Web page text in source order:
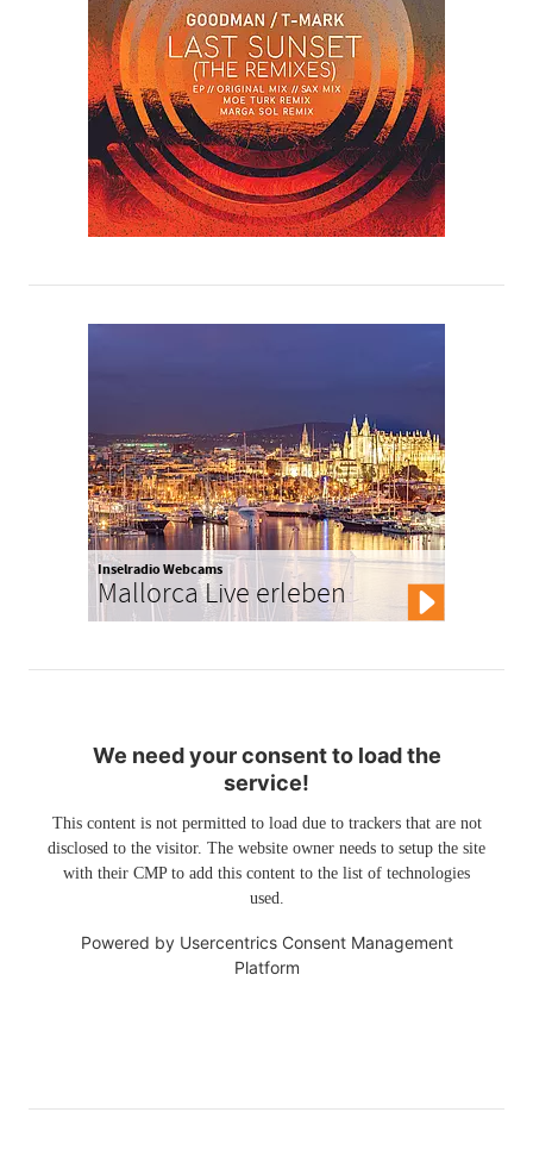
Inselradio Webcams
Mallorca Live erleben
We need your consent to load the
service!
This content is not permitted to load due to trackers that are not
disclosed to the visitor. The website owner needs to setup the site
with their CMP to add this content to the list of technologies
used.
Powered by Usercentrics Consent Management
Platform